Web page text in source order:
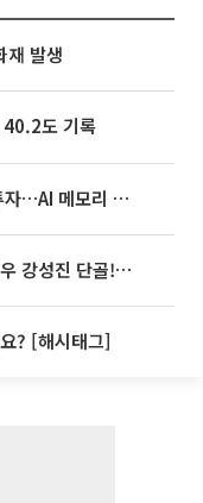
재 발생
도 기록
SK하이닉스, 용인·청주에 54조 투자…AI 메모리 생산기지 키운다
'2TV 생생정보' 오늘방송맛집- 배우 강성진 단골! 쌀국수ㆍ푸팟퐁 커리 맛집 '블○○○'
? [해시태그]